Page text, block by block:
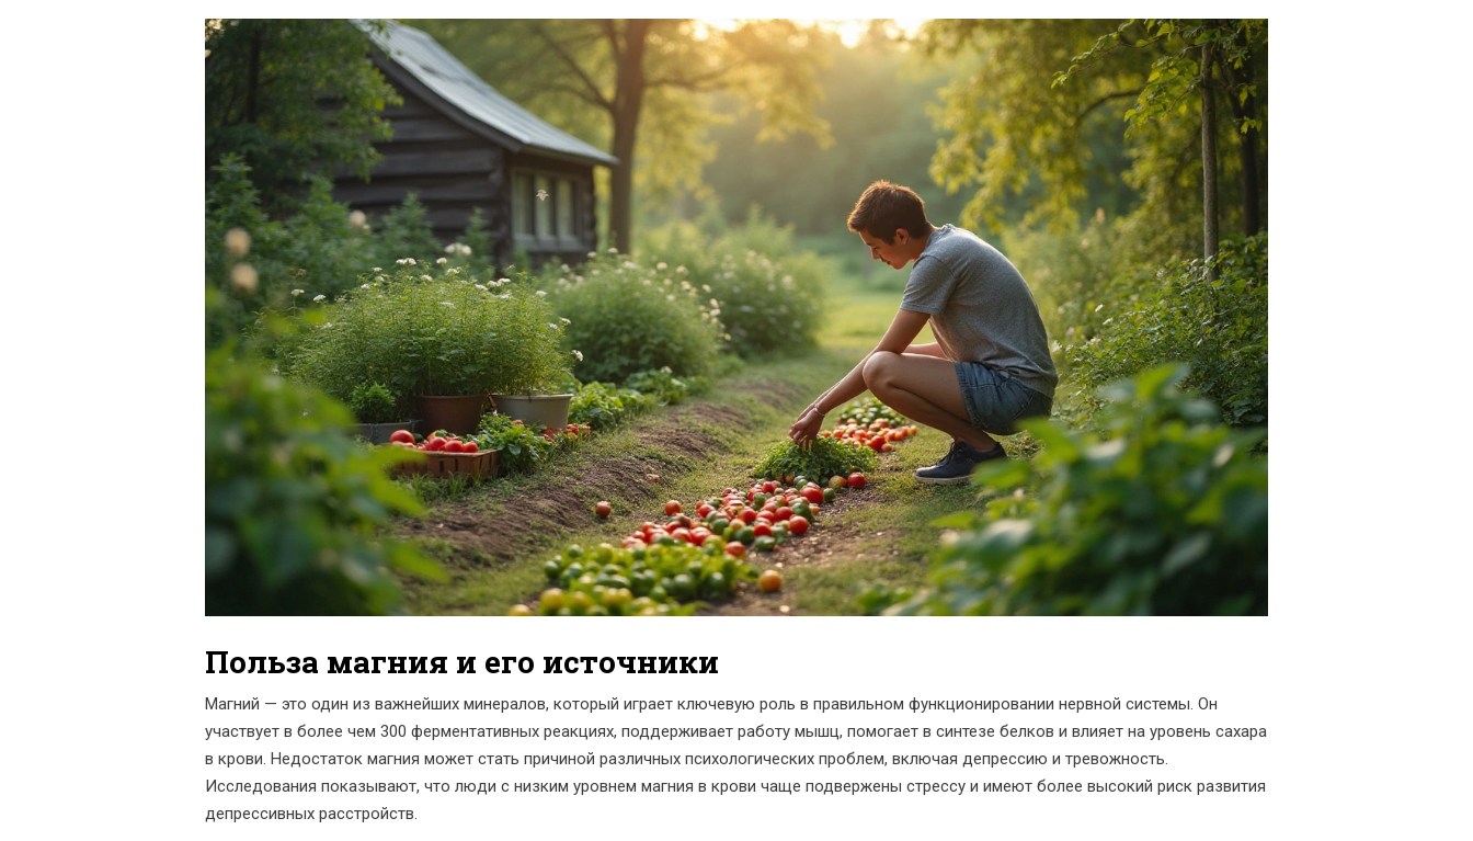
Польза магния и его источники
Магний — это один из важнейших минералов, который играет ключевую роль в правильном функционировании нервной системы. Он
участвует в более чем 300 ферментативных реакциях, поддерживает работу мышц, помогает в синтезе белков и влияет на уровень сахара
в крови. Недостаток магния может стать причиной различных психологических проблем, включая депрессию и тревожность.
Исследования показывают, что люди с низким уровнем магния в крови чаще подвержены стрессу и имеют более высокий риск развития
депрессивных расстройств.